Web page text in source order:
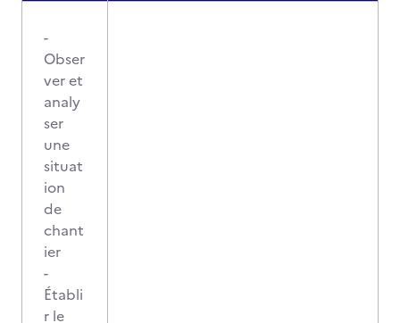
-
Obser
ver et
analy
ser
une
situat
ion
de
chant
ier
-
Établi
r le